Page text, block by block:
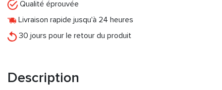
Qualité éprouvée
Livraison rapide jusqu'à 24 heures
30 jours pour le retour du produit
Description